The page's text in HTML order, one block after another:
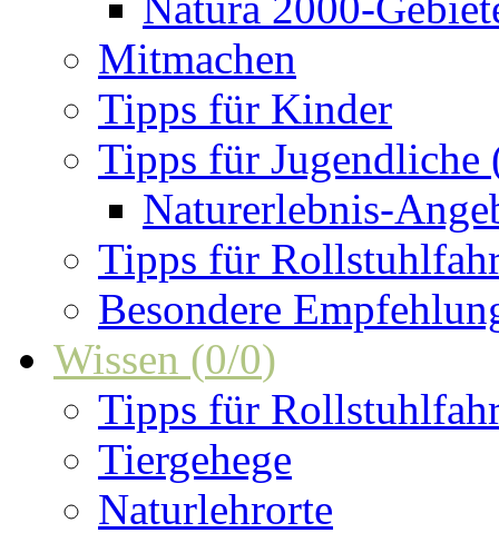
Mitmachen
Tipps für Kinder
Tipps für Jugendliche
Naturerlebnis-
Tipps für
Besondere
Wissen (0/0)
Tipps für
Tiergehege
Naturlehrorte